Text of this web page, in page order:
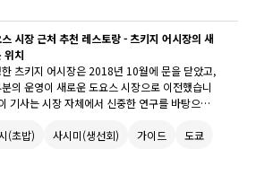
의 라멘도 즐길 수 있다니…… 그래서
시장 근처 추천 레스토랑 - 츠키지 어시장의 새
위치
츠키지 어시장은 2018년 10월에 문을 닫았고,
의 운영이 새로운 도요스 시장으로 이전했습니
기사는 시장 자체에서 신중한 연구를 바탕으로,
최고의 방법을 소개할 것입니다! 여기에서만 볼
(초밥) 사시미(생선회) 가이드 도쿄